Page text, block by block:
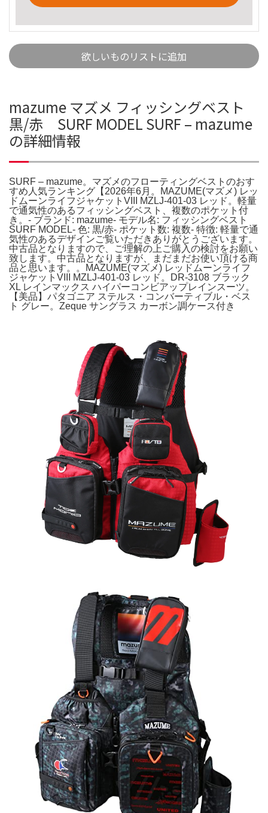
欲しいものリストに追加
mazume マズメ フィッシングベスト
黒/赤 SURF MODEL SURF – mazume
の詳細情報
SURF – mazume。マズメのフローティングベストのおす
すめ人気ランキング【2026年6月。MAZUME(マズメ) レッ
ドムーンライフジャケットVIII MZLJ-401-03 レッド。軽量
で通気性のあるフィッシングベスト、複数のポケット付
き。- ブランド: mazume- モデル名: フィッシングベスト
SURF MODEL- 色: 黒/赤- ポケット数: 複数- 特徴: 軽量で通
気性のあるデザインご覧いただきありがとうございます。
中古品となりますので、ご理解の上ご購入の検討をお願い
致します。中古品となりますが、まだまだお使い頂ける商
品と思います。。MAZUME(マズメ) レッドムーンライフ
ジャケットVIII MZLJ-401-03 レッド。DR-3108 ブラック
XL レインマックス ハイパーコンビアップレインスーツ。
【美品】パタゴニア ステルス・コンバーティブル・ベス
ト グレー。Zeque サングラス カーボン調ケース付き